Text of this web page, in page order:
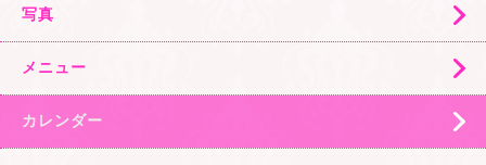
写真
メニュー
カレンダー